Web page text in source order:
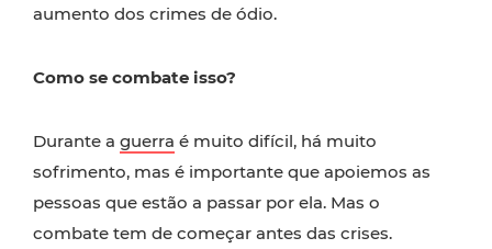
aumento dos crimes de ódio.
Como se combate isso?
Durante a guerra é muito difícil, há muito
sofrimento, mas é importante que apoiemos as
pessoas que estão a passar por ela. Mas o
combate tem de começar antes das crises.